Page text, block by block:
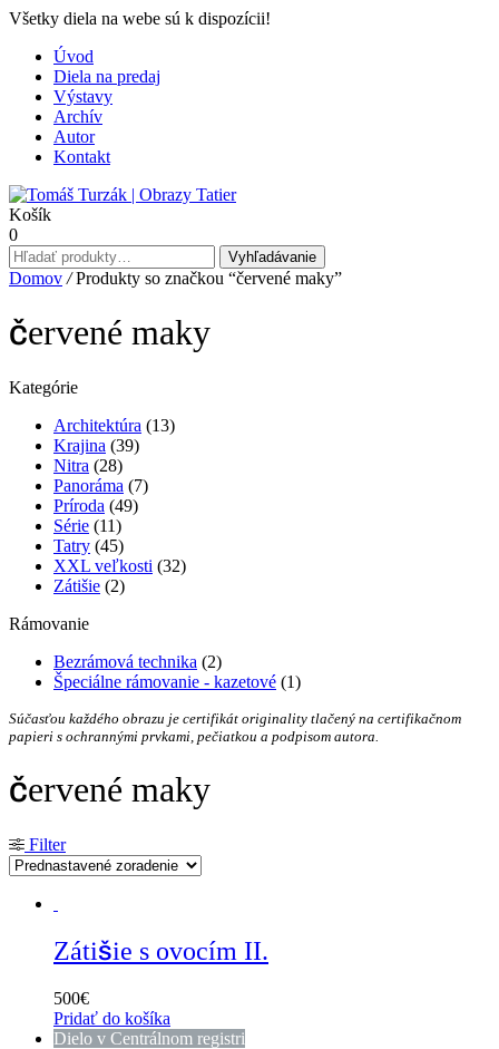
Všetky diela na webe sú k dispozícii!
Úvod
Diela na predaj
Výstavy
Archív
Autor
Kontakt
Košík
0
Hľadať:
Vyhľadávanie
Domov /Produkty so značkou “červené maky”
červené maky
Kategórie
Architektúra (13)
Krajina (39)
Nitra (28)
Panoráma (7)
Príroda (49)
Série (11)
Tatry (45)
XXL veľkosti (32)
Zátišie (2)
Rámovanie
Bezrámová technika (2)
Špeciálne rámovanie - kazetové (1)
Súčasťou každého obrazu je certifikát originality tlačený na certifikačnom
papieri s ochrannými prvkami, pečiatkou a podpisom autora.
červené maky
Filter
Zátišie s ovocím II.
500€
Pridať do košíka
Dielo v Centrálnom registri